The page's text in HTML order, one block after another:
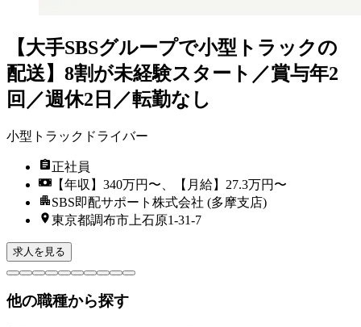
【大手SBSグループで小型トラックの
配送】8割が未経験スタート／賞与年2
回／週休2日／転勤なし
小型トラックドライバー
正社員
【年収】340万円〜、【月給】27.3万円〜
SBS即配サポート株式会社 (多摩支店)
東京都調布市上石原1-31-7
求人を見る
他の職種から探す